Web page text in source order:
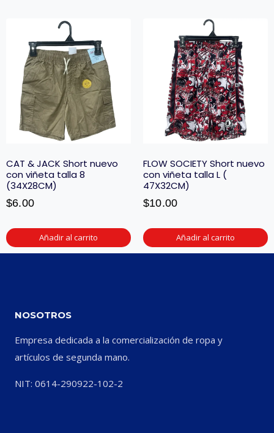
CAT & JACK Short nuevo
con viñeta talla 8
(34X28CM)
$6.00
Añadir al carrito
FLOW SOCIETY Short nuevo
con viñeta talla L (
47X32CM)
$10.00
Añadir al carrito
NOSOTROS
Empresa dedicada a la comercialización de ropa y
artículos de segunda mano.
NIT: 0614-290922-102-2